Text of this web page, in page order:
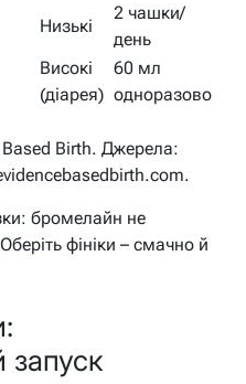
Низькі
2 чашки/
день
Високі
(діарея)
60 мл
одноразово
Based Birth. Джерела:
бромелайн не
фініки – смачно й
запуск